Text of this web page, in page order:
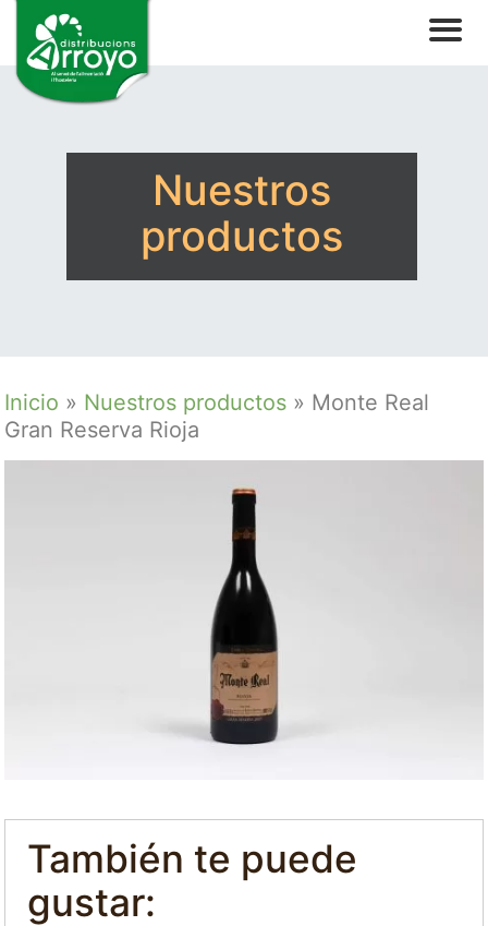
Nuestros
productos
Inicio » Nuestros productos » Monte Real
Gran Reserva Rioja
También te puede
gustar: